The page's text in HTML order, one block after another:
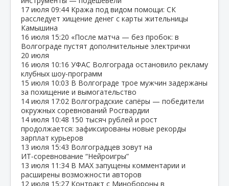
17 июля 09:44 Кража под видом помощи: СК
расследует хищение денег с карты жительницы
Камышина
16 июля 15:20 «После матча — без пробок: в
Волгограде пустят дополнительные электрички
20 июля
16 июля 10:16 УФАС Волгограда остановило рекламу
клубных шоу‑программ
15 июля 10:03 В Волгограде трое мужчин задержаны
за похищение и вымогательство
14 июля 17:02 Волгоградские сапёры — победители
окружных соревнований Росгвардии
14 июля 10:48 150 тысяч рублей и рост
продолжается: зафиксированы новые рекорды
зарплат курьеров
13 июля 15:43 Волгоградцев зовут на
ИТ‑соревнование “Нейроигры”
13 июля 11:34 В МАХ запущены комментарии и
расширены возможности авторов
12 июля 15:27 Контракт с Минобороны в